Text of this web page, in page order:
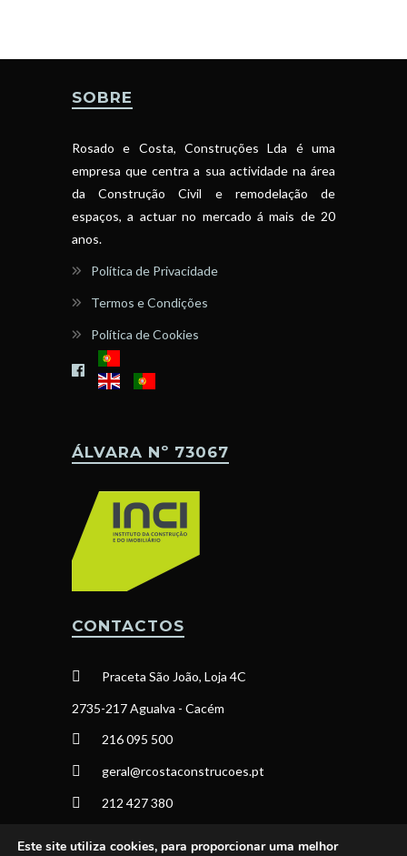
SOBRE
Rosado e Costa, Construções Lda é uma
empresa que centra a sua actividade na área
da Construção Civil e remodelação de
espaços, a actuar no mercado á mais de 20
anos.
Política de Privacidade
Termos e Condições
Política de Cookies
ÁLVARA Nº 73067
CONTACTOS
Praceta São João, Loja 4C
2735-217 Agualva - Cacém
216 095 500
geral@rcostaconstrucoes.pt
212 427 380
Este site utiliza cookies, para proporcionar uma melhor